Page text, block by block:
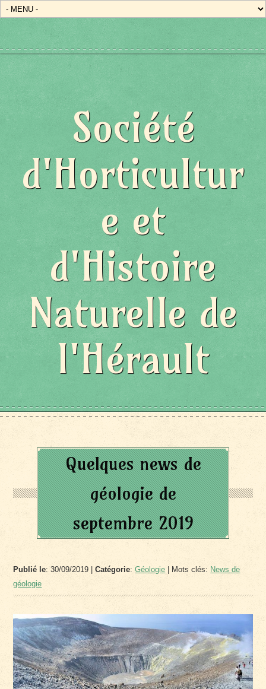
Société
d'Horticultur
e et
d'Histoire
Naturelle de
l'Hérault
Quelques news de
géologie de
septembre 2019
Publié le: 30/09/2019 |Catégorie:Géologie | Mots clés: News de
géologie